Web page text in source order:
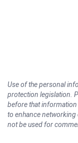
Use of the personal
protection legislation.
before that information
to enhance
not be used for